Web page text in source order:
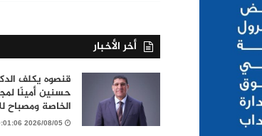
أخر الأخبار
قنصوه يكلف
حسنين أمينًا
الخاصة ومصباح
2026/08/05 9:01:06 مساءً